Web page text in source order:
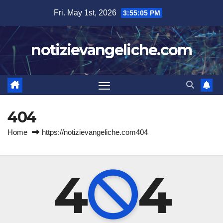
content
Fri. May 1st, 2026 3:55:05 PM
notizievangeliche.com
404
Home https://notizievangeliche.com404
4 4